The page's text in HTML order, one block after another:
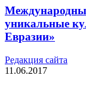
уникальные
Евразии»
Редакция cайта
11.06.2017